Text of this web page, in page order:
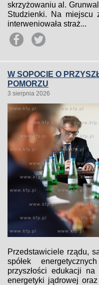
skrzyżowaniu al.
Studzienki. Na miejscu
interweniowała straż...
W SOPOCIE O
POMORZU
3 sierpnia 2026
Przedstawiciele rządu,
spółek
przyszłości edukacji
energetyki jądrowej